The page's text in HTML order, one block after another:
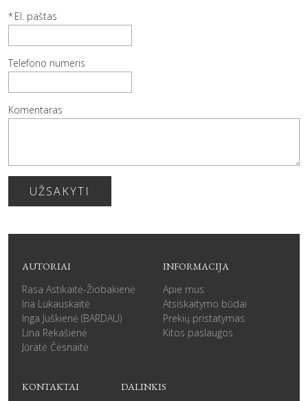
El. paštas
Telefono numeris
Komentaras
UŽSAKYTI
AUTORIAI
Rasa Astikaitė-Žiobakienė
Ina Lukauskaitė
Inga Juškienė (BARDAU)
Lina Rekašienė
Jūratė Čėsnaitė
INFORMACIJA
Apie mus
Atsiskaitymo būdai
Prekių pristatymas
Kitos paslaugos
KONTAKTAI DALINKIS